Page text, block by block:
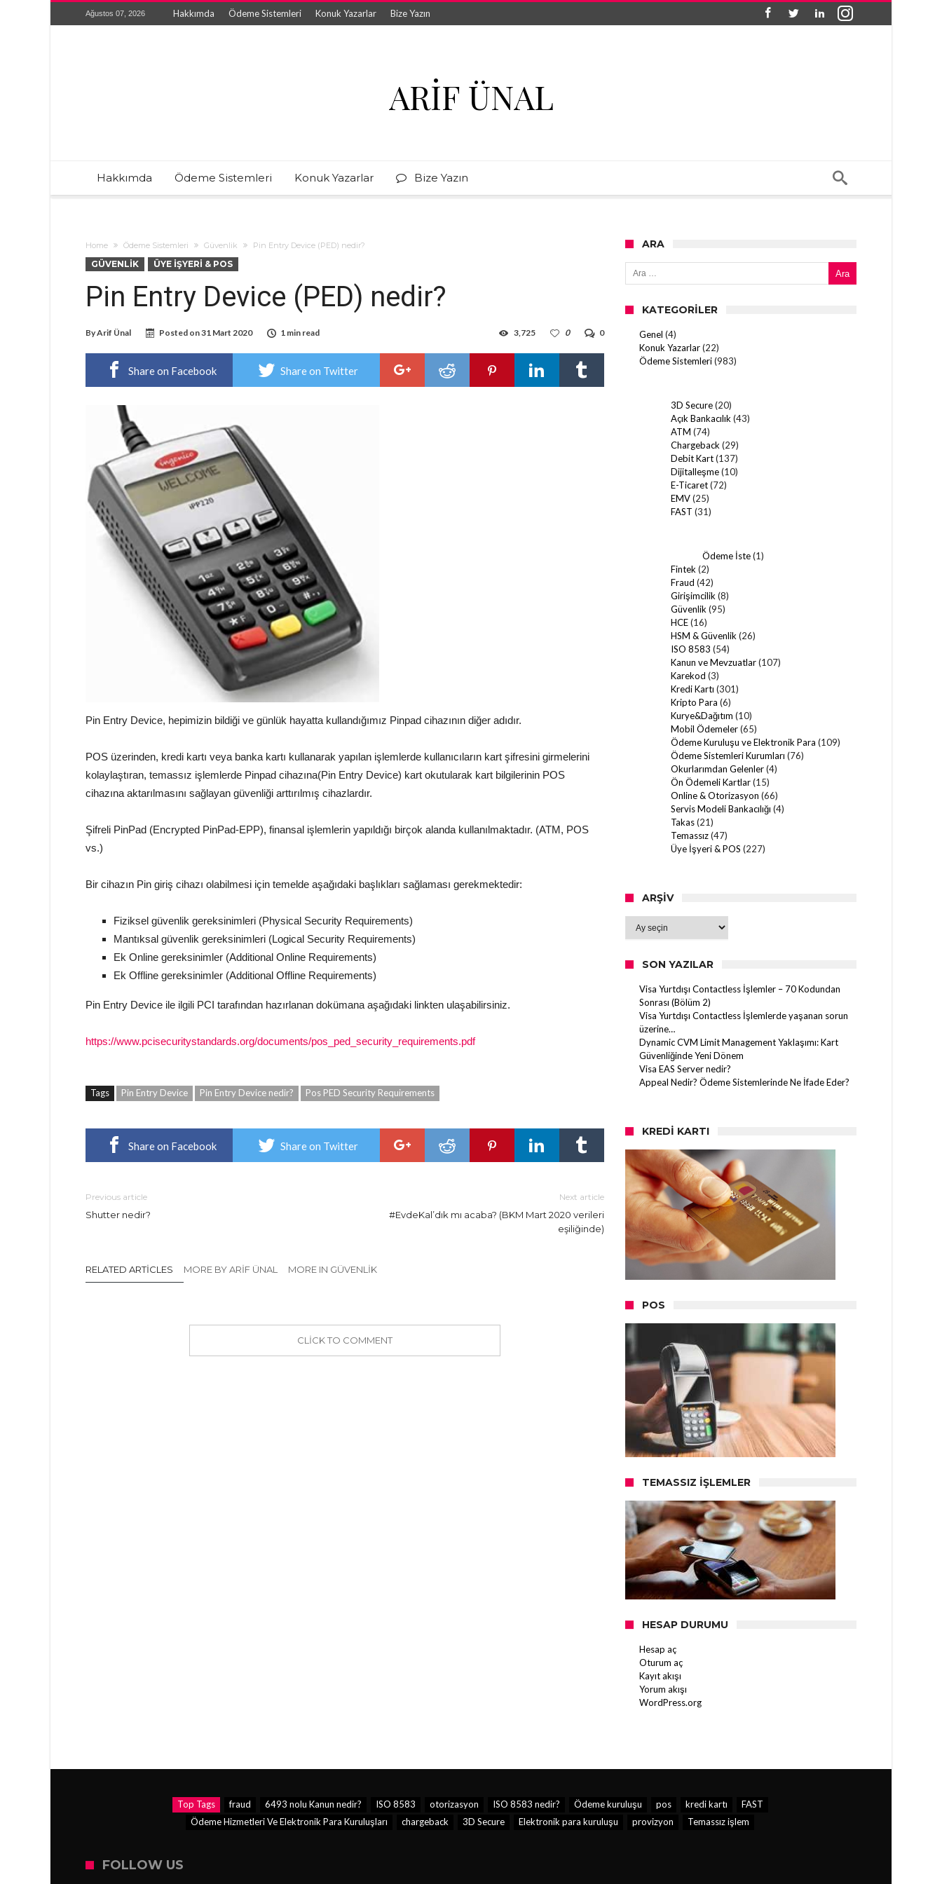
Ağustos 07, 2026 Hakkımda Ödeme Sistemleri Konuk Yazarlar Bize Yazın
ARIF ÜNAL
Hakkımda Ödeme Sistemleri Konuk Yazarlar Bize Yazın
Home Ödeme Sistemleri Güvenlik Pin Entry Device (PED) nedir?
GÜVENLIK ÜYE İŞYERI & POS
Pin Entry Device (PED) nedir?
ByArif Ünal Posted on31 Mart 2020 1 min read 0
0
3,725
Share on Facebook Share on Twitter
Pin Entry Device, hepimizin bildiği ve günlük hayatta kullandığımız Pinpad cihazının diğer adıdır.
POS üzerinden, kredi kartı veya banka kartı kullanarak yapılan işlemlerde kullanıcıların kart şifresini girmelerini
kolaylaştıran, temassız işlemlerde Pinpad cihazına(Pin Entry Device) kart okutularak kart bilgilerinin POS
cihazına aktarılmasını sağlayan güvenliği arttırılmış cihazlardır.
Şifreli PinPad (Encrypted PinPad-EPP), finansal işlemlerin yapıldığı birçok alanda kullanılmaktadır. (ATM, POS
vs.)
Bir cihazın Pin giriş cihazı olabilmesi için temelde aşağıdaki başlıkları sağlaması gerekmektedir:
Fiziksel güvenlik gereksinimleri (Physical Security Requirements)
Mantıksal güvenlik gereksinimleri (Logical Security Requirements)
Ek Online gereksinimler (Additional Online Requirements)
Ek Offline gereksinimler (Additional Offline Requirements)
Pin Entry Device ile ilgili PCI tarafından hazırlanan dokümana aşağıdaki linkten ulaşabilirsiniz.
https://www.pcisecuritystandards.org/documents/pos_ped_security_requirements.pdf
Tags Pin Entry Device Pin Entry Device nedir? Pos PED Security Requirements
Share on Facebook Share on Twitter
Previous article
Shutter nedir?
Next article
#EvdeKal’dık mı acaba? (BKM Mart 2020 verileri
eşiliğinde)
RELATED ARTICLES MORE BY ARIF ÜNAL MORE IN GÜVENLIK
CLICK TO COMMENT
ARA
Arama:
KATEGORILER
Genel (4)
Konuk Yazarlar(22)
Ödeme Sistemleri(983)
3D Secure(20)
Açık Bankacılık (43)
ATM (74)
Chargeback (29)
Debit Kart(137)
Dijitalleşme(10)
E-Ticaret(72)
EMV(25)
FAST (31)
Ödeme İste(1)
Fintek (2)
Fraud (42)
Girişimcilik (8)
Güvenlik (95)
HCE(16)
HSM & Güvenlik (26)
ISO 8583 (54)
Kanun ve Mevzuatlar(107)
Karekod (3)
Kredi Kartı (301)
Kripto Para (6)
Kurye&Dağıtım (10)
Mobil Ödemeler(65)
Ödeme Kuruluşu ve Elektronik Para (109)
Ödeme Sistemleri Kurumları (76)
Okurlarımdan Gelenler(4)
Ön Ödemeli Kartlar(15)
Online & Otorizasyon (66)
Servis Modeli Bankacılığı (4)
Takas(21)
Temassız(47)
Üye İşyeri & POS (227)
ARŞIV
SON YAZILAR
Visa Yurtdışı Contactless İşlemler – 70 Kodundan
Sonrası (Bölüm 2)
Visa Yurtdışı Contactless İşlemlerde yaşanan sorun
üzerine…
Dynamic CVM Limit Management Yaklaşımı: Kart
Güvenliğinde Yeni Dönem
Visa EAS Server nedir?
Appeal Nedir? Ödeme Sistemlerinde Ne İfade Eder?
KREDI KARTI
POS
TEMASSIZ İŞLEMLER
HESAP DURUMU
Hesap aç
Oturum aç
Kayıt akışı
Yorum akışı
WordPress.org
Top Tags fraud 6493 nolu Kanun nedir? ISO 8583 otorizasyon ISO 8583 nedir? Ödeme kuruluşu pos kredi kartı
FAST
Ödeme Hizmetleri Ve Elektronik Para Kuruluşları
chargeback 3D Secure Elektronik para kuruluşu provizyon Temassız işlem
FOLLOW US